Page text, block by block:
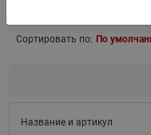
Сортировать по: По